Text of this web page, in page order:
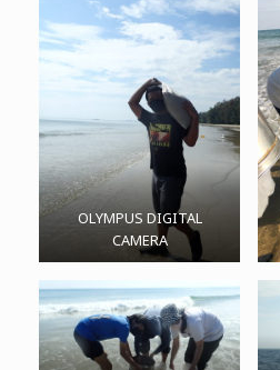
OLYMPUS DIGITAL
CAMERA